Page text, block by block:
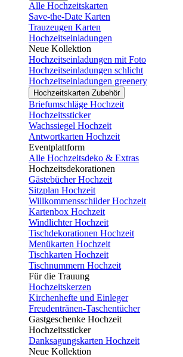
Alle Hochzeitskarten
Save-the-Date Karten
Trauzeugen Karten
Hochzeitseinladungen
Neue Kollektion
Hochzeitseinladungen mit Foto
Hochzeitseinladungen schlicht
Hochzeitseinladungen greenery
Hochzeitskarten Zubehör
Briefumschläge Hochzeit
Hochzeitssticker
Wachssiegel Hochzeit
Antwortkarten Hochzeit
Eventplattform
Alle Hochzeitsdeko & Extras
Hochzeitsdekorationen
Gästebücher Hochzeit
Sitzplan Hochzeit
Willkommensschilder Hochzeit
Kartenbox Hochzeit
Windlichter Hochzeit
Tischdekorationen Hochzeit
Menükarten Hochzeit
Tischkarten Hochzeit
Tischnummern Hochzeit
Für die Trauung
Hochzeitskerzen
Kirchenhefte und Einleger
Freudentränen-Taschentücher
Gastgeschenke Hochzeit
Hochzeitssticker
Danksagungskarten Hochzeit
Neue Kollektion